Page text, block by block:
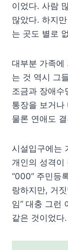
이었다. 사람
많았다. 하지
는 곳도 별로
대부분 가족에
는 것 역시 그
조금과 장애수
통장을 보거나
물론 연애도
시설입구에는
개인의 성격이
“000” 주민등
랑하지만, 거
임” 대충 그런
같은 것이었다.